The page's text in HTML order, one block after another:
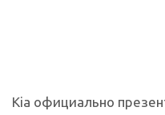
Kia официально